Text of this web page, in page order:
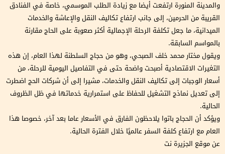
والمدينة المنورة ارتفعت أيضا مع زيادة الطلب الموسمي، خاصة في الفنادق
القريبة من الحرمين، إلى جانب ارتفاع تكاليف النقل والإعاشة والخدمات
الميدانية، ما جعل تكلفة الرحلة الإجمالية أكثر صعوبة على الحاج مقارنة
بالمواسم السابقة.
ويقول مختار محمد خلف الصبحي، وهو من حجاج السلطنة لهذا العام، إن هذه
التغيرات الاقتصادية أصبحت واضحة حتى في التفاصيل اليومية للرحلة، من
أسعار الوجبات إلى تكاليف النقل والخدمات، مشيرا إلى أن شركات الحج اضطرت
إلى تعديل نماذج التشغيل للحفاظ على استمرارية خدماتها في ظل الظروف
الحالية.
ويؤكد أن الحجاج باتوا يلاحظون الفارق في الأسعار عاما بعد آخر، خصوصا هذا
العام مع ارتفاع كلفة السفر عالميًا خلال الفترة الحالية.
عن موقع الجزيرة نت